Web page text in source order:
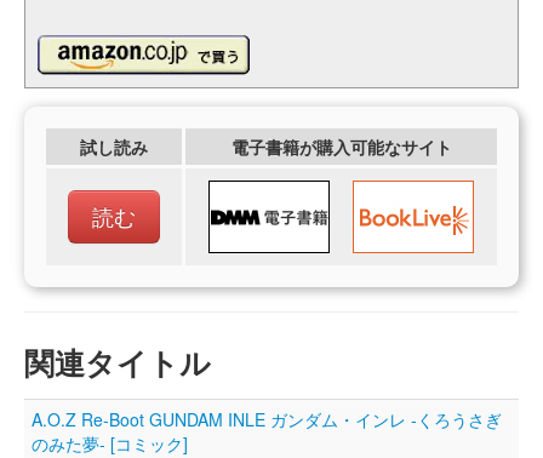
試し読み 電子書籍が購入可能なサイト
読む
関連タイトル
A.O.Z Re-Boot GUNDAM INLE ガンダム・インレ ‐くろうさぎ
のみた夢‐ [コミック]